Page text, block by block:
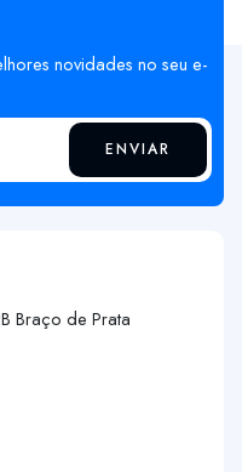
novidades no seu e-
ENVIAR
Braço de Prata